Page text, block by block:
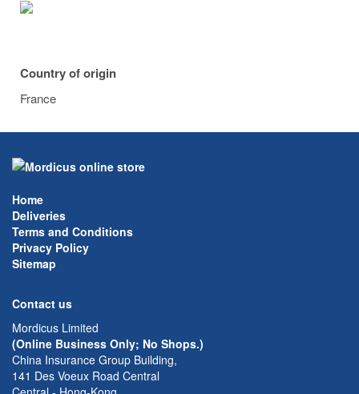
Country of origin
France
Home
Deliveries
Terms and Conditions
Privacy Policy
Sitemap
Contact us
Mordicus Limited
(Online Business Only; No Shops.)
China Insurance Group Building,
141 Des Voeux Road Central